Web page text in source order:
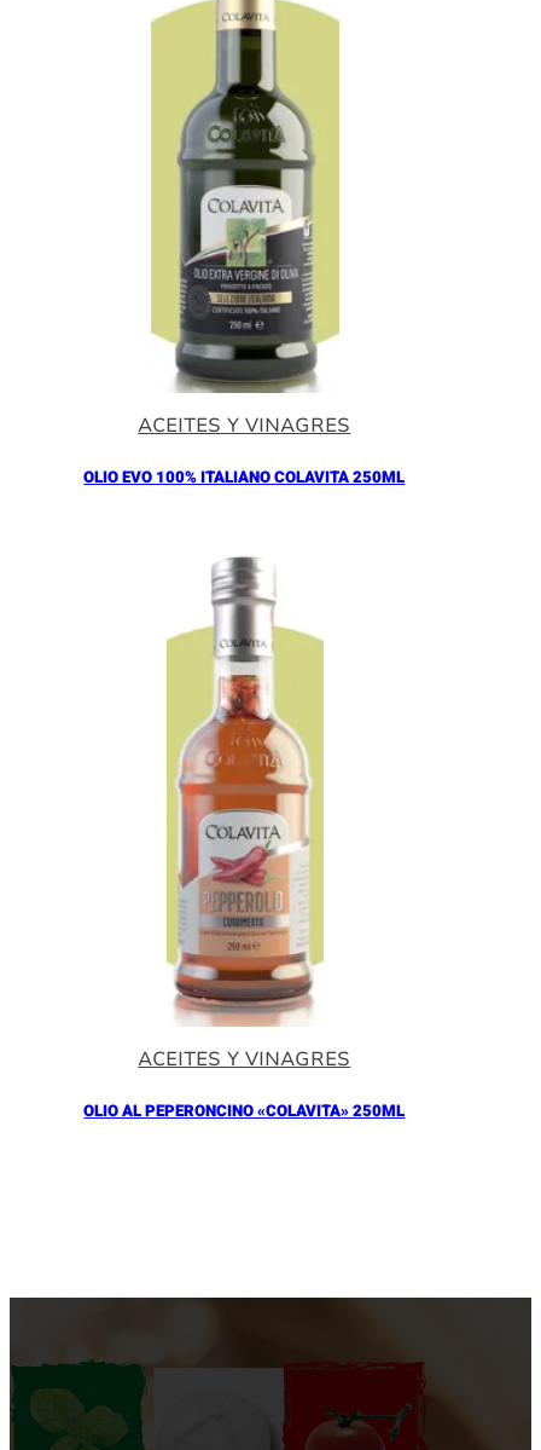
ACEITES Y VINAGRES
OLIO EVO 100% ITALIANO COLAVITA 250ML
ACEITES Y VINAGRES
OLIO AL PEPERONCINO «COLAVITA» 250ML